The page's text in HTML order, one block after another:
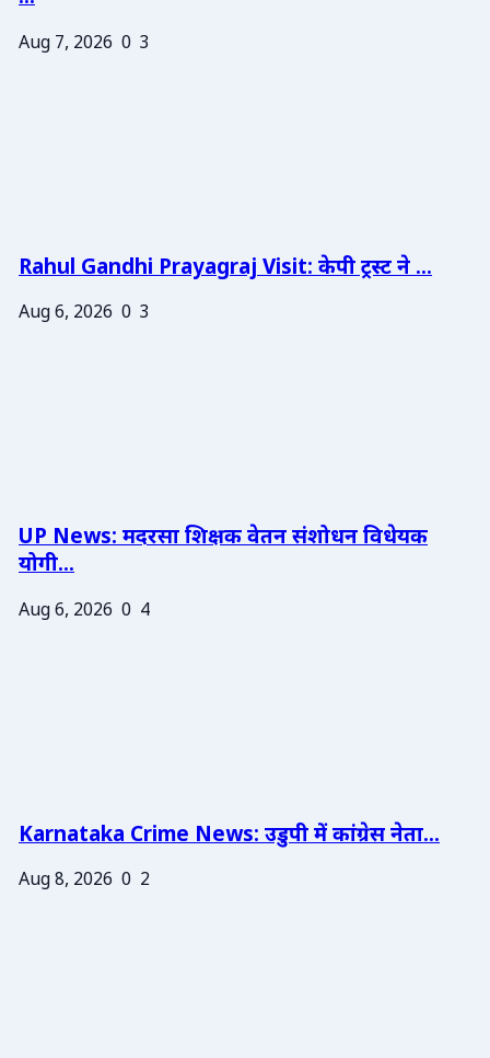
Aug 7, 2026 0 3
Rahul Gandhi Prayagraj Visit: केपी ट्रस्ट ने ...
Aug 6, 2026 0 3
UP News: मदरसा शिक्षक वेतन संशोधन विधेयक
योगी...
Aug 6, 2026 0 4
Karnataka Crime News: उडुपी में कांग्रेस नेता...
Aug 8, 2026 0 2